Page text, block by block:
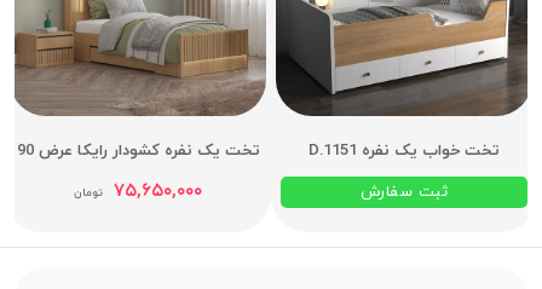
تخت خواب یک نفره D.1151
ثبت سفارش
تخت یک نفره کشودار رایکا عرض 90
۷۵,۶۵۰,۰۰۰ تومان